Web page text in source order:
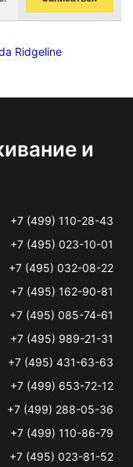
Ridgeline
и
+7 (499) 110-28-43
+7 (495) 023-10-01
+7 (495) 032-08-22
+7 (495) 162-90-81
+7 (495) 085-74-61
+7 (495) 989-21-31
+7 (495) 431-63-63
+7 (499) 653-72-12
+7 (499) 288-05-36
+7 (499) 110-86-79
+7 (495) 023-81-52